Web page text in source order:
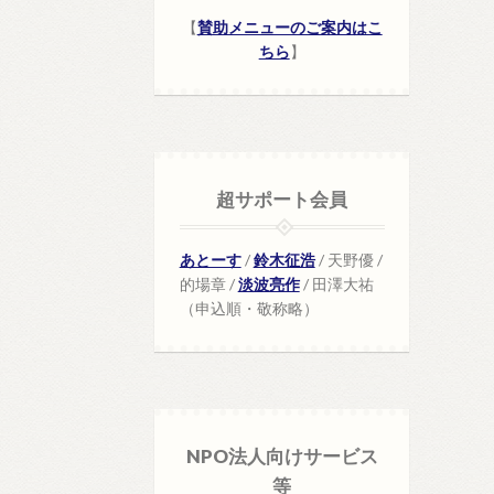
【賛助メニューのご案内はこ
ちら】
超サポート会員
あとーす/鈴木征浩/ 天野優 /
的場章 /淡波亮作/ 田澤大祐
（申込順・敬称略）
NPO法人向けサービス
等